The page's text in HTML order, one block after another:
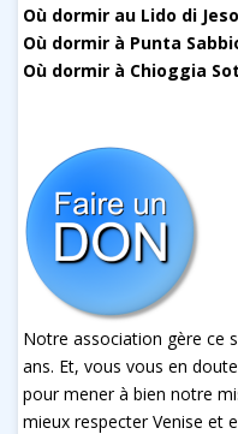
Où dormir au Lido di
Où dormir à Punta
Où dormir à Chioggia
Notre association gère ce
ans. Et, vous vous en
pour mener à bien notre
mieux respecter Venise et